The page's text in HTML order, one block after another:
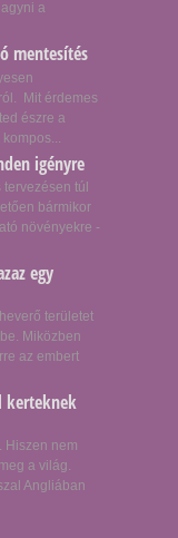
a
mentesítés
Mit érdemes
észre a
igényre
túl
bármikor
növényekre -
egy
területet
Miközben
az embert
kerteknek
Hiszen nem
a világ.
Angliában